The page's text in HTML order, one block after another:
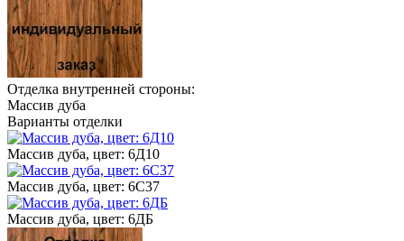
Отделка внутренней стороны:
Массив дуба
Варианты отделки
Массив дуба, цвет: 6Д10
Массив дуба, цвет: 6С37
Массив дуба, цвет: 6ДБ